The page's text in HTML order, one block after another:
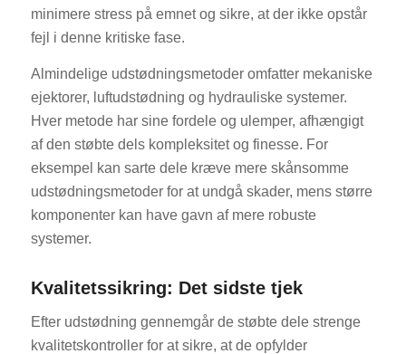
minimere stress på emnet og sikre, at der ikke opstår
fejl i denne kritiske fase.
Almindelige udstødningsmetoder omfatter mekaniske
ejektorer, luftudstødning og hydrauliske systemer.
Hver metode har sine fordele og ulemper, afhængigt
af den støbte dels kompleksitet og finesse. For
eksempel kan sarte dele kræve mere skånsomme
udstødningsmetoder for at undgå skader, mens større
komponenter kan have gavn af mere robuste
systemer.
Kvalitetssikring: Det sidste tjek
Efter udstødning gennemgår de støbte dele strenge
kvalitetskontroller for at sikre, at de opfylder